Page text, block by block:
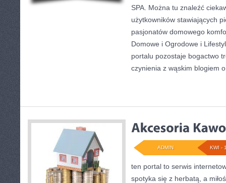
SPA. Można tu znaleźć
użytkowników stawiających
pasjonatów domowego
Domowe i Ogrodowe i
portalu pozostaje bogactwo
czynienia z wąskim blogiem
KWI -
ADMIN
ten portal to serwis
spotyka się z herbatą, a